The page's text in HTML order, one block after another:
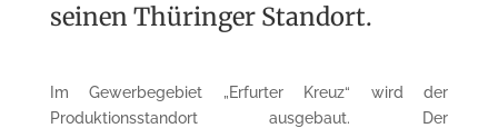
seinen Thüringer Standort.
Im Gewerbegebiet „Erfurter Kreuz“ wird der
Produktionsstandort ausgebaut. Der